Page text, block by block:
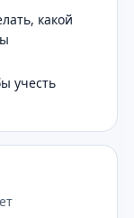
какой
учесть